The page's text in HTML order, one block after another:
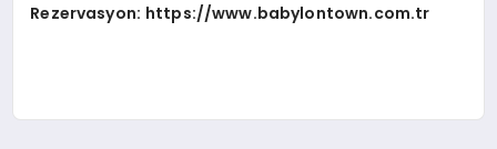
Rezervasyon: https://www.babylontown.com.tr